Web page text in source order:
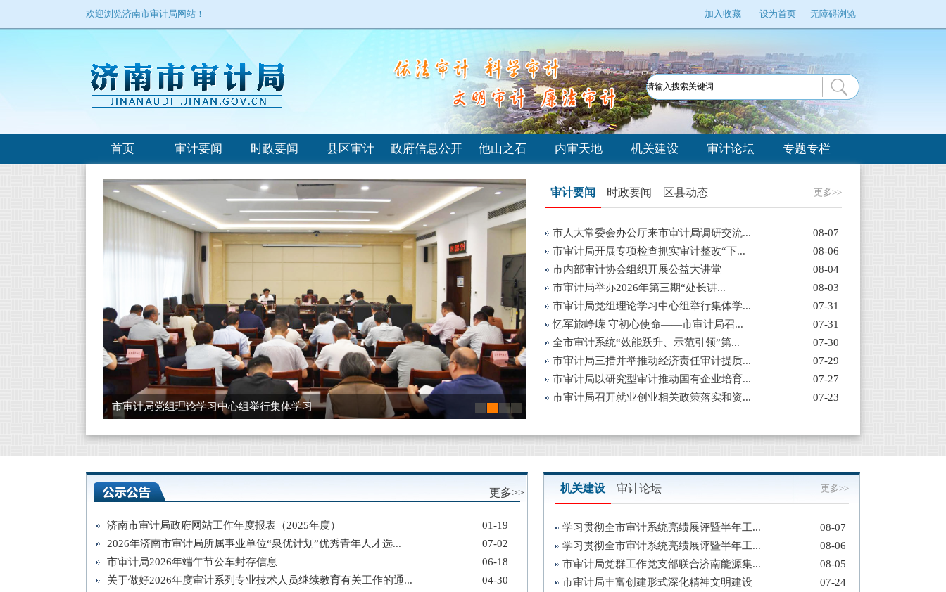
欢迎浏览济南市审计局网站！ 加入收藏 设为首页 无障碍浏览
首页 审计要闻 时政要闻 县区审计 政府信息公开 他山之石 内审天地 机关建设 审计论坛 专题专栏
市审计局党组理论学习中心组举行集体学习
审计要闻 时政要闻 区县动态 更多>>
市人大常委会办公厅来市审计局调研交流...
08-07
市审计局开展专项检查抓实审计整改“下...
08-06
市内部审计协会组织开展公益大讲堂
08-04
市审计局举办2026年第三期“处长讲...
08-03
市审计局党组理论学习中心组举行集体学...
07-31
忆军旅峥嵘 守初心使命——市审计局召...
07-31
全市审计系统“效能跃升、示范引领”第...
07-30
市审计局三措并举推动经济责任审计提质...
07-29
市审计局以研究型审计推动国有企业培育...
07-27
市审计局召开就业创业相关政策落实和资...
07-23
更多>>
济南市审计局政府网站工作年度报表（2025年度）
01-19
2026年济南市审计局所属事业单位“泉优计划”优秀青年人才选...
07-02
市审计局2026年端午节公车封存信息
06-18
关于做好2026年度审计系列专业技术人员继续教育有关工作的通...
04-30
机关建设 审计论坛 更多>>
学习贯彻全市审计系统亮绩展评暨半年工...
08-07
学习贯彻全市审计系统亮绩展评暨半年工...
08-06
市审计局党群工作党支部联合济南能源集...
08-05
市审计局丰富创建形式深化精神文明建设
07-24